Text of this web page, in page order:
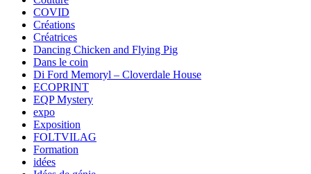
COVID
Créations
Créatrices
Dancing Chicken and Flying Pig
Dans le coin
Di Ford Memoryl – Cloverdale House
ECOPRINT
EQP Mystery
expo
Exposition
FOLTVILAG
Formation
idées